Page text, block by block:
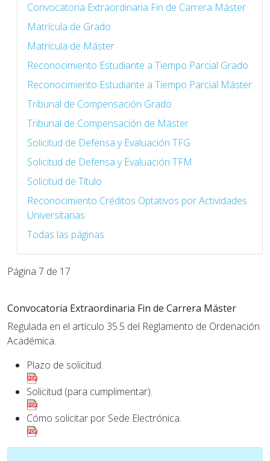
Convocatoria Extraordinaria Fin de Carrera Máster
Matrícula de Grado
Matrícula de Máster
Reconocimiento Estudiante a Tiempo Parcial Grado
Reconocimiento Estudiante a Tiempo Parcial Máster
Tribunal de Compensación Grado
Tribunal de Compensación de Máster
Solicitud de Defensa y Evaluación TFG
Solicitud de Defensa y Evaluación TFM
Solicitud de Título
Reconocimiento Créditos Optativos por Actividades
Universitarias
Todas las páginas
Página 7 de 17
Convocatoria Extraordinaria Fin de Carrera Máster
Regulada en el artículo 35.5 del Reglamento de Ordenación
Académica.
Plazo de solicitud.
Solicitud (para cumplimentar).
Cómo solicitar por Sede Electrónica.